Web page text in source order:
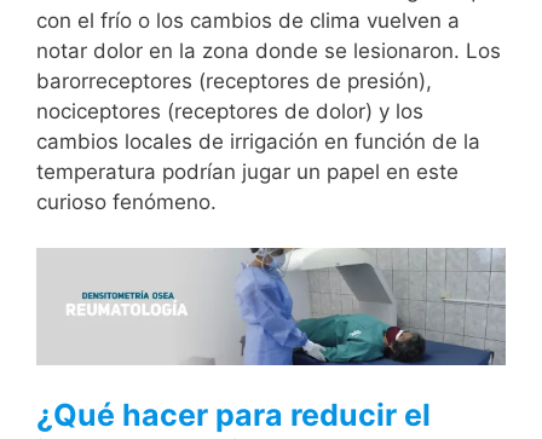
con el frío o los cambios de clima vuelven a
notar dolor en la zona donde se lesionaron. Los
barorreceptores (receptores de presión),
nociceptores (receptores de dolor) y los
cambios locales de irrigación en función de la
temperatura podrían jugar un papel en este
curioso fenómeno.
¿Qué hacer para reducir el